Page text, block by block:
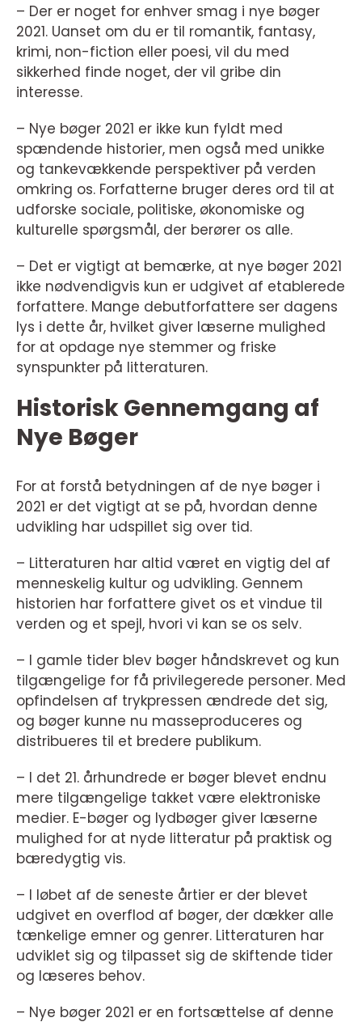
– Der er noget for enhver smag i nye bøger
2021. Uanset om du er til romantik, fantasy,
krimi, non-fiction eller poesi, vil du med
sikkerhed finde noget, der vil gribe din
interesse.
– Nye bøger 2021 er ikke kun fyldt med
spændende historier, men også med unikke
og tankevækkende perspektiver på verden
omkring os. Forfatterne bruger deres ord til at
udforske sociale, politiske, økonomiske og
kulturelle spørgsmål, der berører os alle.
– Det er vigtigt at bemærke, at nye bøger 2021
ikke nødvendigvis kun er udgivet af etablerede
forfattere. Mange debutforfattere ser dagens
lys i dette år, hvilket giver læserne mulighed
for at opdage nye stemmer og friske
synspunkter på litteraturen.
Historisk Gennemgang af
Nye Bøger
For at forstå betydningen af de nye bøger i
2021 er det vigtigt at se på, hvordan denne
udvikling har udspillet sig over tid.
– Litteraturen har altid været en vigtig del af
menneskelig kultur og udvikling. Gennem
historien har forfattere givet os et vindue til
verden og et spejl, hvori vi kan se os selv.
– I gamle tider blev bøger håndskrevet og kun
tilgængelige for få privilegerede personer. Med
opfindelsen af trykpressen ændrede det sig,
og bøger kunne nu masseproduceres og
distribueres til et bredere publikum.
– I det 21. århundrede er bøger blevet endnu
mere tilgængelige takket være elektroniske
medier. E-bøger og lydbøger giver læserne
mulighed for at nyde litteratur på praktisk og
bæredygtig vis.
– I løbet af de seneste årtier er der blevet
udgivet en overflod af bøger, der dækker alle
tænkelige emner og genrer. Litteraturen har
udviklet sig og tilpasset sig de skiftende tider
og læseres behov.
– Nye bøger 2021 er en fortsættelse af denne